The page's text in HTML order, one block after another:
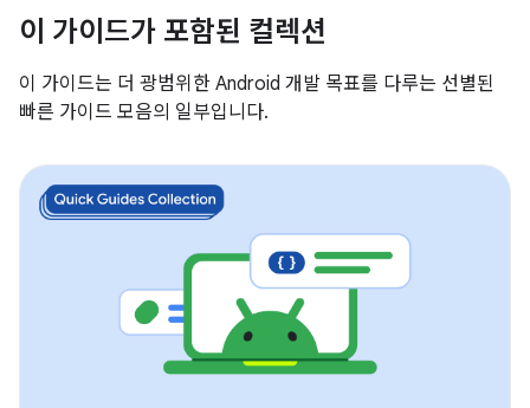
이 가이드가 포함된 컬렉션
이 가이드는 더 광범위한 Android 개발 목표를 다루는 선별된
빠른 가이드 모음의 일부입니다.